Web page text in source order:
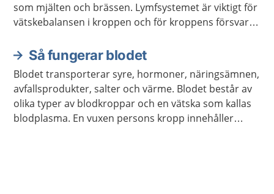
som mjälten och brässen. Lymfsystemet är viktigt för
vätskebalansen i kroppen och för kroppens försvar
Så fungerar blodet
Blodet transporterar syre, hormoner, näringsämnen,
avfallsprodukter, salter och värme. Blodet består av
olika typer av blodkroppar och en vätska som kallas
blodplasma. En vuxen persons kropp innehåller